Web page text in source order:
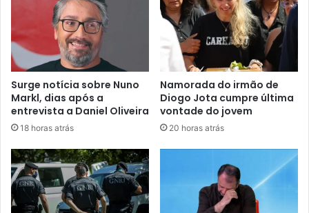
Surge notícia sobre Nuno
Markl, dias após a
entrevista a Daniel Oliveira
18 horas atrás
Namorada do irmão de
Diogo Jota cumpre última
vontade do jovem
20 horas atrás